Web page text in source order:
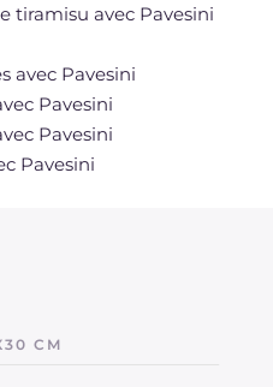
tiramisu avec Pavesini
avec Pavesini
Pavesini
Pavesini
Pavesini
CM